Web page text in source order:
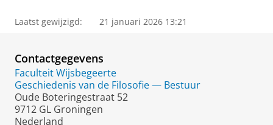
Laatst gewijzigd: 21 januari 2026 13:21
Contactgegevens
Faculteit Wijsbegeerte
Geschiedenis van de Filosofie — Bestuur
Oude Boteringestraat 52
9712 GL Groningen
Nederland